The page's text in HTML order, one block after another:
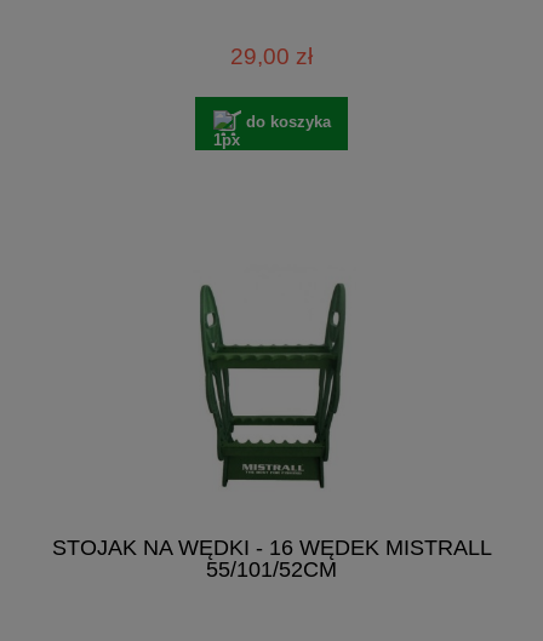
29,00 zł
do koszyka
STOJAK NA WĘDKI - 16 WĘDEK MISTRALL
55/101/52CM